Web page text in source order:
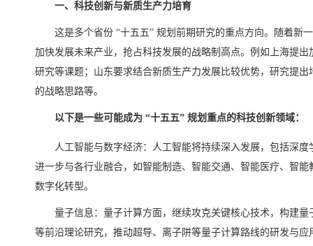
一、科技创新与新质生产力培育
这是多个省份 “十五五” 规划前期研究的重点方向。随着新
加快发展未来产业，抢占科技发展的战略制高点。例如上海提
研究等课题；山东要求结合新质生产力发展比较优势，研究提
的战略思路等。
以下是一些可能成为 “十五五” 规划重点的科技创新领域：
人工智能与数字经济：人工智能将持续深入发展，包括深
进一步与各行业融合，如智能制造、智能交通、智能医疗、智
数字化转型。
量子信息：量子计算方面，继续攻克关键核心技术，构建
等前沿理论研究，推动超导、离子阱等量子计算路线的研发与